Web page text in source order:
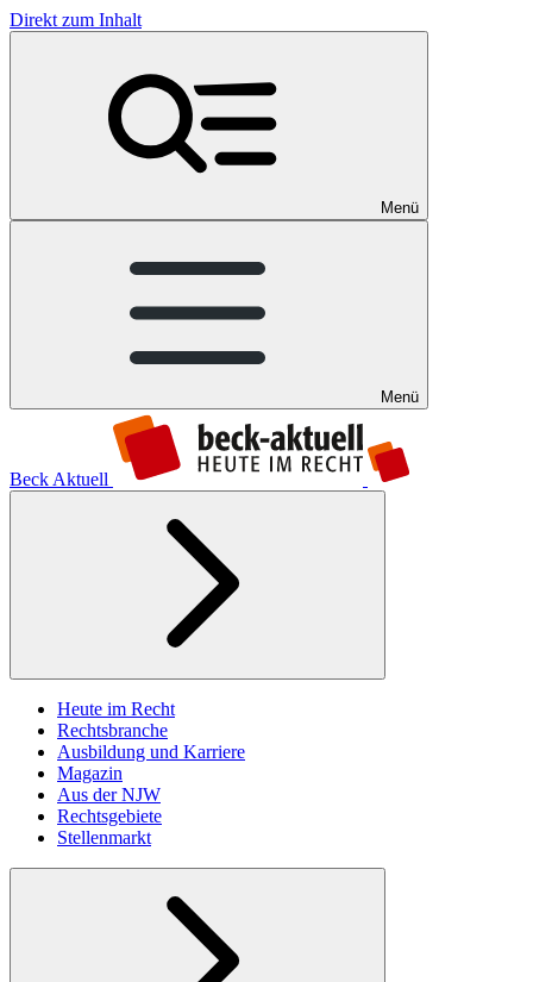
Direkt zum Inhalt
Menü
Menü
Beck Aktuell
Heute im Recht
Rechtsbranche
Ausbildung und Karriere
Magazin
Aus der NJW
Rechtsgebiete
Stellenmarkt